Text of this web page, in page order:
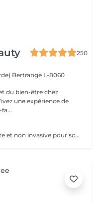
250
Bertrange L-8060
du bien-être chez
une expérience de
Découvrez une approche innovante et non invasive pour sculpter votre silhouette, alliant la puissance de l'ultra son à la technologie avancée du Wonder Axon. Cette synergie unique agit en profondeur pour : Défibroser les cellulites indurées : Les ondes ultrasonores ciblent les nodules fibreux, brisant les tissus durcis et libérant les graisses emprisonnées. Brûler les graisses libérées : Le Wonder Axon active la lipolyse et stimule le drainage lymphatique, éliminant naturellement les toxines et les lipides. Sculpter une musculature harmonieuse : Les impulsions électrostimulantes du Wonder Axon tonifient les muscles en douceur, pour une silhouette ferme et équilibrée. Booster le métabolisme de base : En stimulant la microcirculation et l'activité cellulaire, cette combinaison relance la combustion des calories même au repos.